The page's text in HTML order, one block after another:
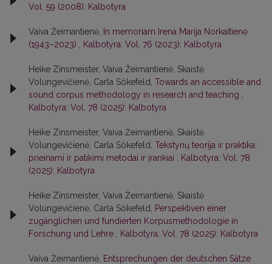
Vol. 59 (2008): Kalbotyra
Vaiva Žeimantienė,
In memoriam Irena Marija Norkaitienė
(1943–2023)
Kalbotyra: Vol. 76 (2023): Kalbotyra
Heike Zinsmeister, Vaiva Žeimantienė, Skaistė
Volungevičienė, Carla Sökefeld, Towards an accessible and
sound corpus methodology in research and teaching
Kalbotyra: Vol. 78 (2025): Kalbotyra
Heike Zinsmeister, Vaiva Žeimantienė, Skaistė
Volungevičienė, Carla Sökefeld, Tekstynų teorija ir praktika:
prieinami ir patikimi metodai ir įrankiai
Kalbotyra: Vol. 78
(2025): Kalbotyra
Heike Zinsmeister, Vaiva Žeimantienė, Skaistė
Volungevičienė, Carla Sökefeld,
Perspektiven einer
zugänglichen und fundierten Korpusmethodologie in
Forschung und Lehre
Kalbotyra: Vol. 78 (2025): Kalbotyra
Vaiva Žeimantienė, Entsprechungen der deutschen Sätze